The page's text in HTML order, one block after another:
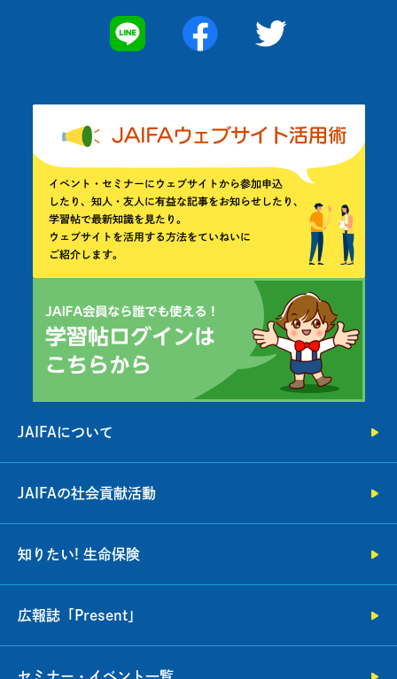
JAIFAについて
JAIFAの社会貢献活動
知りたい! 生命保険
広報誌「Present」